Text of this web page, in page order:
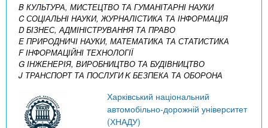
B КУЛЬТУРА, МИСТЕЦТВО ТА ГУМАНІТАРНІ НАУКИ
C СОЦІАЛЬНІ НАУКИ, ЖУРНАЛІСТИКА ТА ІНФОРМАЦІЯ
D БІЗНЕС, АДМІНІСТРУВАННЯ ТА ПРАВО
E ПРИРОДНИЧІ НАУКИ, МАТЕМАТИКА ТА СТАТИСТИКА
F ІНФОРМАЦІЙНІ ТЕХНОЛОГІЇ
G ІНЖЕНЕРІЯ, ВИРОБНИЦТВО ТА БУДІВНИЦТВО
J ТРАНСПОРТ ТА ПОСЛУГИK БЕЗПЕКА ТА ОБОРОНА
Харківський національний
автомобільно-дорожній університет
(ХНАДУ)